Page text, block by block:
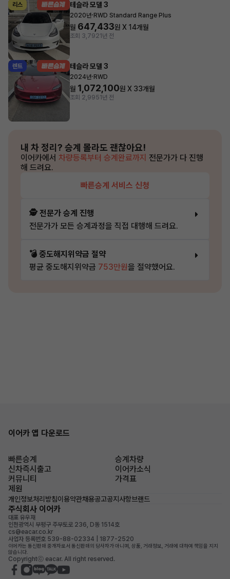
리스 테슬라 모델 3
2020년· RWD Standard Range Plus
월 647,433원 X 14개월
조회 3,7921년 전
렌트 테슬라 모델 3
2024년· RWD
월 1,072,100원 X 33개월
조회 2,9951년 전
내 차 정리? 승계 몰라도 괜찮아요!
이어카에서 차량등록부터 승계완료까지 전문가가 다 진행
해 드려요.
빠른승계 서비스 신청
🕵️ 전문가 승계 진행
전문가가 모든 승계과정을 직접 대행해 드려요.
💣 중도해지위약금 절약
평균 중도해지위약금 753만원을 절약했어요.
이어카 앱 다운로드
빠른승계
승계차량
신차즉시출고
이어카소식
커뮤니티
가격표
제원
개인정보처리방침이용약관채용공고공지사항브랜드
주식회사 이어카
대표 유우재
인천광역시 부평구 주부토로 236, D동 1514호
cs@eacar.co.kr
사업자 등록번호 539-88-02334 | 1877-2520
이어카는 통신판매 중개자로서 통신판매의 당사자가 아니며, 상품, 거래정보, 거래에 대하여 책임을 지지
않습니다.
Copyrightⓒ eacar. All right reserved.